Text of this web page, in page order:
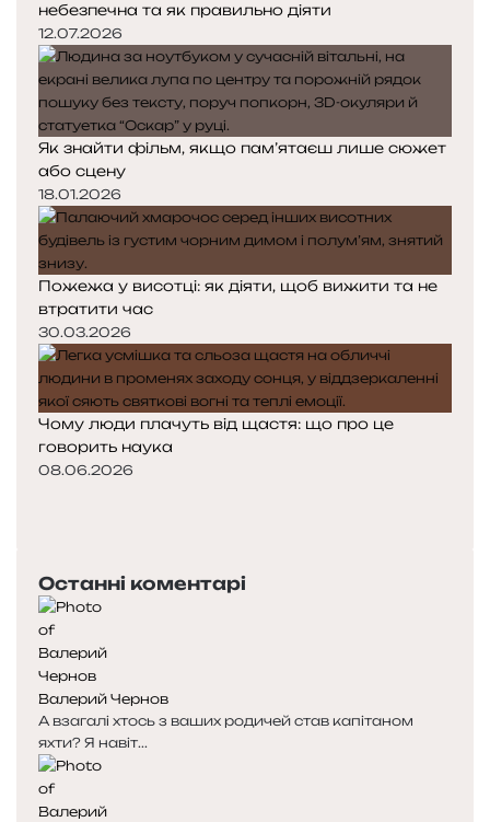
небезпечна та як правильно діяти
12.07.2026
Як знайти фільм, якщо пам’ятаєш лише сюжет
або сцену
18.01.2026
Пожежа у висотці: як діяти, щоб вижити та не
втратити час
30.03.2026
Чому люди плачуть від щастя: що про це
говорить наука
08.06.2026
Останні коментарі
Валерий Чернов
А взагалі хтось з ваших родичей став капітаном
яхти? Я навіт...